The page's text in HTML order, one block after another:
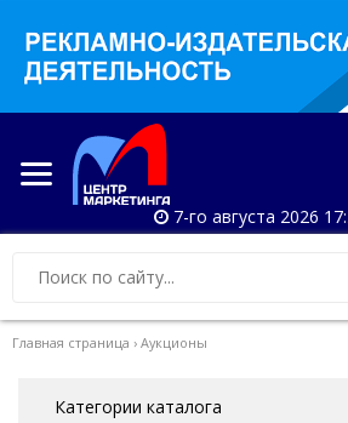
7-го августа 2026
Главная страница › Аукционы
Категории каталога